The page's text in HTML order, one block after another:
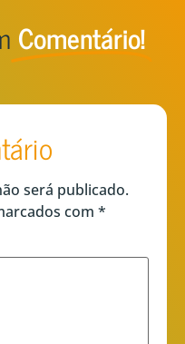
Comentário!
será publicado.
com *